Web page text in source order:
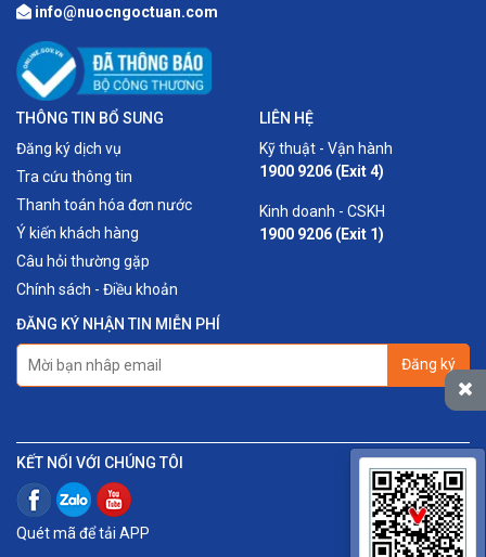
info@nuocngoctuan.com
THÔNG TIN BỔ SUNG
Đăng ký dịch vụ
Tra cứu thông tin
Thanh toán hóa đơn nước
Ý kiến khách hàng
Câu hỏi thường gặp
Chính sách - Điều khoản
LIÊN HỆ
Kỹ thuật - Vận hành
1900 9206 (Exit 4)
Kinh doanh - CSKH
1900 9206 (Exit 1)
ĐĂNG KÝ NHẬN TIN MIỄN PHÍ
Đăng ký
KẾT NỐI VỚI CHÚNG TÔI
Quét mã để tải APP